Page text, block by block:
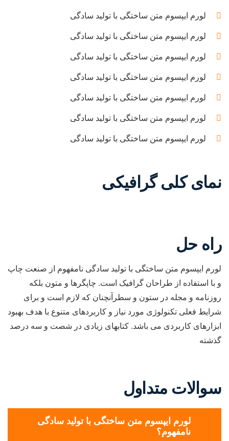
لورم ایپسوم متن ساختگی با تولید سادگی
لورم ایپسوم متن ساختگی با تولید سادگی
لورم ایپسوم متن ساختگی با تولید سادگی
لورم ایپسوم متن ساختگی با تولید سادگی
لورم ایپسوم متن ساختگی با تولید سادگی
لورم ایپسوم متن ساختگی با تولید سادگی
لورم ایپسوم متن ساختگی با تولید سادگی
نمای کلی گرافیکی
راه حل
لورم ایپسوم متن ساختگی با تولید سادگی نامفهوم از صنعت چاپ
و با استفاده از طراحان گرافیک است. چاپگرها و متون بلکه
روزنامه و مجله در ستون و سطرآنچنان که لازم است و برای
شرایط فعلی تکنولوژی مورد نیاز و کاربردهای متنوع با هدف بهبود
ابزارهای کاربردی می باشد. کتابهای زیادی در شصت و سه درصد
گذشته
سوالات متداول
لورم ایپسوم متن ساختگی با تولید سادگی
نامفهوم؟